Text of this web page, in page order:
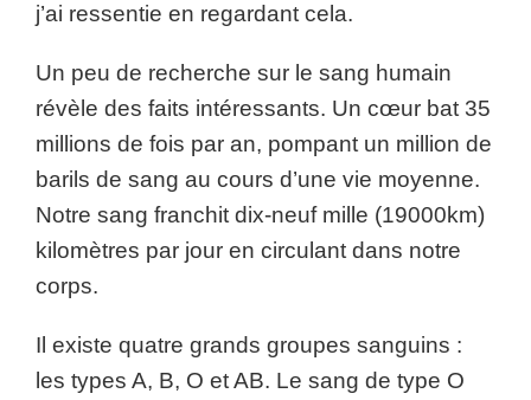
j’ai ressentie en regardant cela.
Un peu de recherche sur le sang humain
révèle des faits intéressants. Un cœur bat 35
millions de fois par an, pompant un million de
barils de sang au cours d’une vie moyenne.
Notre sang franchit dix-neuf mille (19000km)
kilomètres par jour en circulant dans notre
corps.
Il existe quatre grands groupes sanguins :
les types A, B, O et AB. Le sang de type O